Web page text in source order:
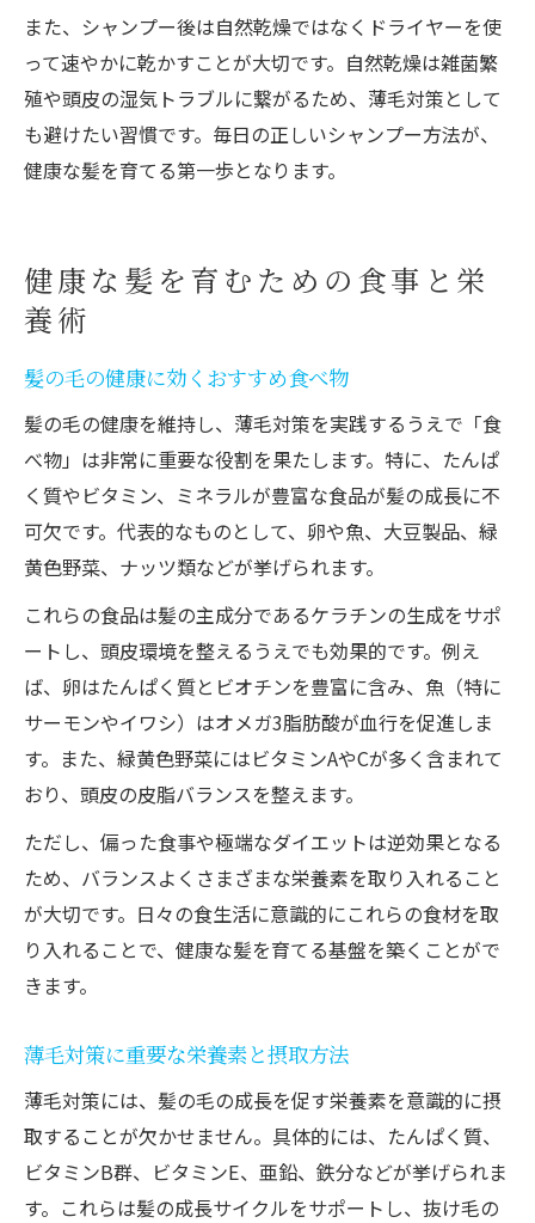
また、シャンプー後は自然乾燥ではなくドライヤーを使
って速やかに乾かすことが大切です。自然乾燥は雑菌繁
殖や頭皮の湿気トラブルに繋がるため、薄毛対策として
も避けたい習慣です。毎日の正しいシャンプー方法が、
健康な髪を育てる第一歩となります。
健康な髪を育むための食事と栄
養術
髪の毛の健康に効くおすすめ食べ物
髪の毛の健康を維持し、薄毛対策を実践するうえで「食
べ物」は非常に重要な役割を果たします。特に、たんぱ
く質やビタミン、ミネラルが豊富な食品が髪の成長に不
可欠です。代表的なものとして、卵や魚、大豆製品、緑
黄色野菜、ナッツ類などが挙げられます。
これらの食品は髪の主成分であるケラチンの生成をサポ
ートし、頭皮環境を整えるうえでも効果的です。例え
ば、卵はたんぱく質とビオチンを豊富に含み、魚（特に
サーモンやイワシ）はオメガ3脂肪酸が血行を促進しま
す。また、緑黄色野菜にはビタミンAやCが多く含まれて
おり、頭皮の皮脂バランスを整えます。
ただし、偏った食事や極端なダイエットは逆効果となる
ため、バランスよくさまざまな栄養素を取り入れること
が大切です。日々の食生活に意識的にこれらの食材を取
り入れることで、健康な髪を育てる基盤を築くことがで
きます。
薄毛対策に重要な栄養素と摂取方法
薄毛対策には、髪の毛の成長を促す栄養素を意識的に摂
取することが欠かせません。具体的には、たんぱく質、
ビタミンB群、ビタミンE、亜鉛、鉄分などが挙げられま
す。これらは髪の成長サイクルをサポートし、抜け毛の